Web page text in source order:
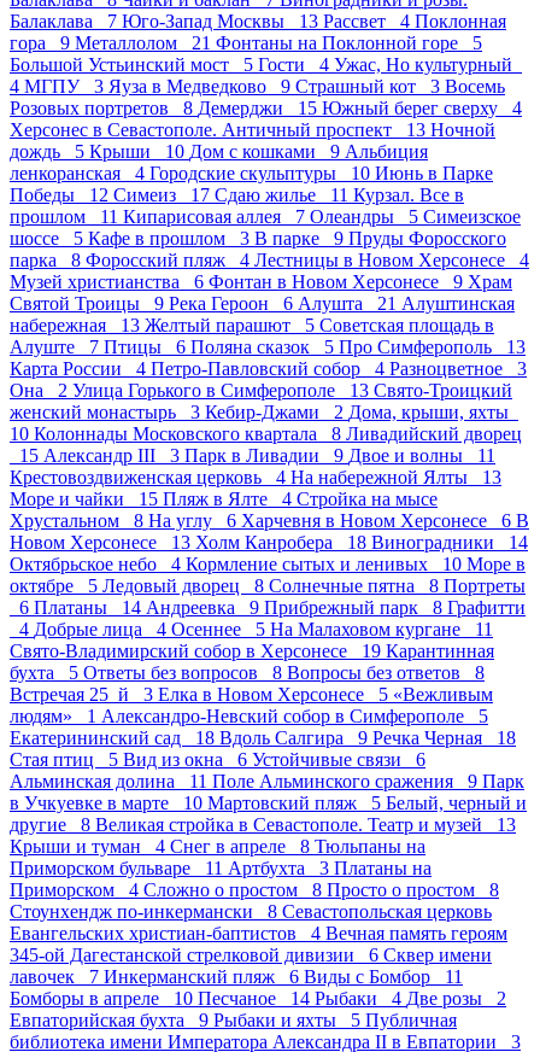
Балаклава 7 Юго-Запад Москвы 13 Рассвет 4 Поклонная
гора 9 Металлолом 21 Фонтаны на Поклонной горе 5
Большой Устьинский мост 5 Гости 4 Ужас, Но культурный
4 МГПУ 3 Яуза в Медведково 9 Страшный кот 3 Восемь
Розовых портретов 8 Демерджи 15 Южный берег сверху 4
Херсонес в Севастополе. Античный проспект 13 Ночной
дождь 5 Крыши 10 Дом с кошками 9 Альбиция
ленкоранская 4 Городские скульптуры 10 Июнь в Парке
Победы 12 Симеиз 17 Сдаю жилье 11 Курзал. Все в
прошлом 11 Кипарисовая аллея 7 Олеандры 5 Симеизское
шоссе 5 Кафе в прошлом 3 В парке 9 Пруды Форосского
парка 8 Форосский пляж 4 Лестницы в Новом Херсонесе 4
Музей христианства 6 Фонтан в Новом Херсонесе 9 Храм
Святой Троицы 9 Река Героон 6 Алушта 21 Алуштинская
набережная 13 Желтый парашют 5 Советская площадь в
Алуште 7 Птицы 6 Поляна сказок 5 Про Симферополь 13
Карта России 4 Петро-Павловский собор 4 Разноцветное 3
Она 2 Улица Горького в Симферополе 13 Свято-Троицкий
женский монастырь 3 Кебир-Джами 2 Дома, крыши, яхты
10 Колоннады Московского квартала 8 Ливадийский дворец
15 Александр III 3 Парк в Ливадии 9 Двое и волны 11
Крестовоздвиженская церковь 4 На набережной Ялты 13
Море и чайки 15 Пляж в Ялте 4 Стройка на мысе
Хрустальном 8 На углу 6 Харчевня в Новом Херсонесе 6 В
Новом Херсонесе 13 Холм Канробера 18 Виноградники 14
Октябрьское небо 4 Кормление сытых и ленивых 10 Море в
октябре 5 Ледовый дворец 8 Солнечные пятна 8 Портреты
6 Платаны 14 Андреевка 9 Прибрежный парк 8 Графитти
4 Добрые лица 4 Осеннее 5 На Малаховом кургане 11
Свято-Владимирский собор в Херсонесе 19 Карантинная
бухта 5 Ответы без вопросов 8 Вопросы без ответов 8
Встречая 25_й 3 Елка в Новом Херсонесе 5 «Вежливым
людям» 1 Александро-Невский собор в Симферополе 5
Екатерининский сад 18 Вдоль Салгира 9 Речка Черная 18
Стая птиц 5 Вид из окна 6 Устойчивые связи 6
Альминская долина 11 Поле Альминского сражения 9 Парк
в Учкуевке в марте 10 Мартовский пляж 5 Белый, черный и
другие 8 Великая стройка в Севастополе. Театр и музей 13
Крыши и туман 4 Снег в апреле 8 Тюльпаны на
Приморском бульваре 11 Артбухта 3 Платаны на
Приморском 4 Сложно о простом 8 Просто о простом 8
Стоунхендж по-инкермански 8 Севастопольская церковь
Евангельских христиан-баптистов 4 Вечная память героям
345-ой Дагестанской стрелковой дивизии 6 Сквер имени
лавочек 7 Инкерманский пляж 6 Виды с Бомбор 11
Бомборы в апреле 10 Песчаное 14 Рыбаки 4 Две розы 2
Евпаторийская бухта 9 Рыбаки и яхты 5 Публичная
библиотека имени Императора Александра II в Евпатории 3